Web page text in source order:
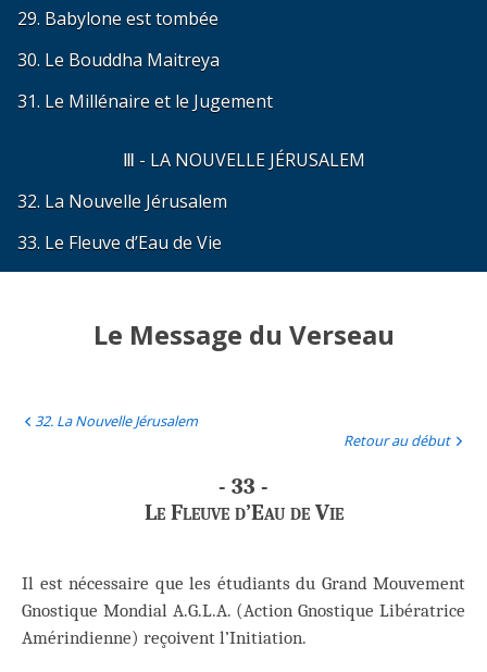
29. Babylone est tombée
30. Le Bouddha Maitreya
31. Le Millénaire et le Jugement
Ⅲ - LA NOUVELLE JÉRUSALEM
32. La Nouvelle Jérusalem
33. Le Fleuve d’Eau de Vie
Le Message du Verseau
32. La Nouvelle Jérusalem
Retour au début
- 33 -
Le Fleuve d’Eau de Vie
Il est nécessaire que les étudiants du Grand Mouvement
Gnostique Mondial A.G.L.A. (Action Gnostique Libératrice
Amérindienne) reçoivent l’Initiation.